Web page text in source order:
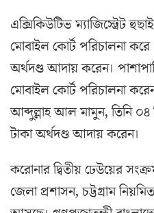
এক্সিকিউটিভ ম্যাজিস্ট্রেট
মোবাইল কোর্ট পরিচালনা
অর্থদণ্ড আদায় করেন।
মোবাইল কোর্ট পরিচালনা
আব্দুল্লাহ আল মামুন, তিনি ০৪
টাকা অর্থদণ্ড আদায় করেন।
করোনার দ্বিতীয় ঢেউয়ের
জেলা প্রশাসন, চট্টগ্রাম